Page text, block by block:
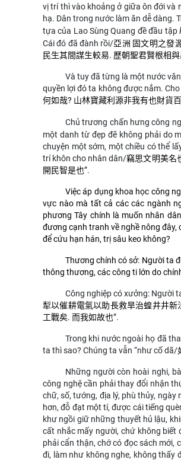
vị trí thì vào khoảng ở giữa ôn đới và
hạ. Dân trong nước làm ăn dễ dàng.
tựa của Lao Sùng Quang đề đầu tập
Cái đó đã đành rồi/亞洲 固文明之發
民生其間謀生較易. 歷朝聖君賢根相
Và tuy đã từng là một nước văn
quyền lợi đó ta không được nắm.
何如哉? 山林寶藏利源非我有也財貨
Chủ trương chấn hưng công
một danh từ đẹp đẽ không phải do
chuyện một sớm, một chiều có thể
trí khôn cho nhân dân/竊思文明美名
開民智是也”.
Việc áp dụng khoa học công
vực nào mà tất cả các các ngành
phương Tây chính là muốn nhân
đương cạnh tranh về nghề nông đây,
để cứu hạn hán, trị sâu keo không?
Thương chính có sở: Người ta
thông thương, các công ti lớn do
Công nghiệp có xưởng: Người
犁以催耕電氣以助長救旱治蝗井井
工戰矣. 而我如故也”.
Trong khi nước ngoài họ đã
ta thì sao? Chúng ta vẫn “như cố dã/
Những người còn hoài nghi,
công nghệ cần phải thay đổi nhận
chữ, số, tướng, địa lý, phù thủy,
hơn, đỗ đạt một tí, được cái tiếng
khư ngồi giữ những thuyết hủ lậu,
cất nhắc mấy người, chứ không biết
phải cẩn thận, chớ có đọc sách mới,
đi, làm như không nghe, không thấy